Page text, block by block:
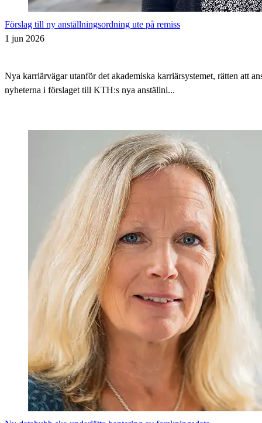
Förslag till ny anställningsordning ute på remiss
1 jun 2026
Nya karriärvägar utanför det akademiska karriärsystemet, rätten att
nyheterna i förslaget till KTH:s nya anställni...